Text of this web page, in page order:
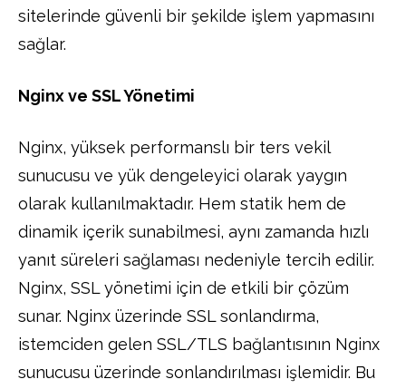
sitelerinde güvenli bir şekilde işlem yapmasını
sağlar.
Nginx ve SSL Yönetimi
Nginx, yüksek performanslı bir ters vekil
sunucusu ve yük dengeleyici olarak yaygın
olarak kullanılmaktadır. Hem statik hem de
dinamik içerik sunabilmesi, aynı zamanda hızlı
yanıt süreleri sağlaması nedeniyle tercih edilir.
Nginx, SSL yönetimi için de etkili bir çözüm
sunar. Nginx üzerinde SSL sonlandırma,
istemciden gelen SSL/TLS bağlantısının Nginx
sunucusu üzerinde sonlandırılması işlemidir. Bu